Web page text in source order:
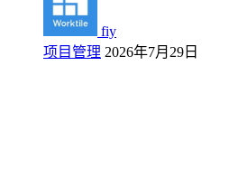
fiy
项目管理 2026年7月29日